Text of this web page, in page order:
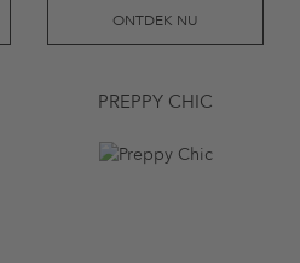
ONTDEK NU
PREPPY CHIC